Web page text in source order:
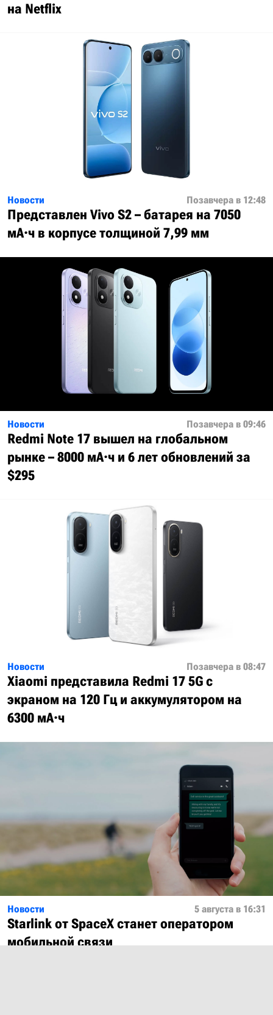
на Netflix
Новости Позавчера в 12:48
Представлен Vivo S2 – батарея на 7050
мА·ч в корпусе толщиной 7,99 мм
Новости Позавчера в 09:46
Redmi Note 17 вышел на глобальном
рынке – 8000 мА·ч и 6 лет обновлений за
$295
Новости Позавчера в 08:47
Xiaomi представила Redmi 17 5G с
экраном на 120 Гц и аккумулятором на
6300 мА·ч
Новости 5 августа в 16:31
Starlink от SpaceX станет оператором
мобильной связи